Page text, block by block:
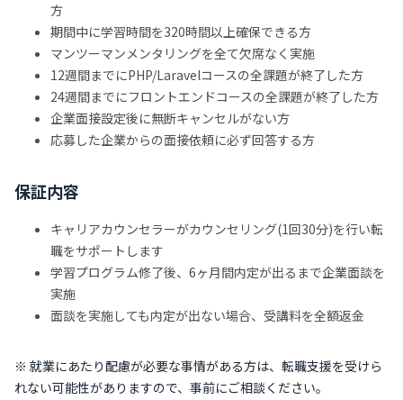
方
期間中に学習時間を320時間以上確保できる方
マンツーマンメンタリングを全て欠席なく実施
12週間までにPHP/Laravelコースの全課題が終了した方
24週間までにフロントエンドコースの全課題が終了した方
企業面接設定後に無断キャンセルがない方
応募した企業からの面接依頼に必ず回答する方
保証内容
キャリアカウンセラーがカウンセリング(1回30分)を行い転
職をサポートします
学習プログラム修了後、6ヶ月間内定が出るまで企業面談を
実施
面談を実施しても内定が出ない場合、受講料を全額返金
※ 就業にあたり配慮が必要な事情がある方は、転職支援を受けら
れない可能性がありますので、事前にご相談ください。